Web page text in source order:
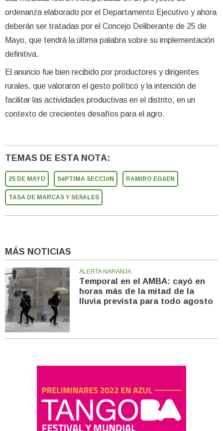
ordenanza elaborado por el Departamento Ejecutivo y ahora
deberán ser tratadas por el Concejo Deliberante de 25 de
Mayo, que tendrá la última palabra sobre su implementación
definitiva.
El anuncio fue bien recibido por productores y dirigentes
rurales, que valoraron el gesto político y la intención de
facilitar las actividades productivas en el distrito, en un
contexto de crecientes desafíos para el agro.
TEMAS DE ESTA NOTA:
25 DE MAYO SéPTIMA SECCIóN RAMIRO EGüEN
TASA DE MARCAS Y SEñALES
MÁS NOTICIAS
ALERTA NARANJA
Temporal en el AMBA: cayó en
horas más de la mitad de la
lluvia prevista para todo agosto